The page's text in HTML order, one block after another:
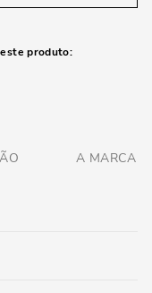
produto:
A MARCA